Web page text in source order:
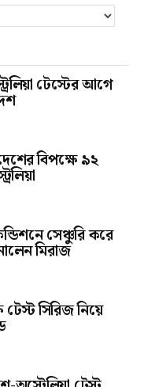
টেস্টের আগে
বিপক্ষে ৯২
সেঞ্চুরি করে
মিরাজ
টেস্ট সিরিজ নিয়ে